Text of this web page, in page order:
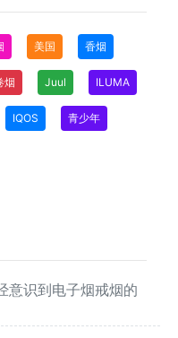
美国 香烟
烟 Juul ILUMA
IQOS 青少年
意识到电子烟戒烟的